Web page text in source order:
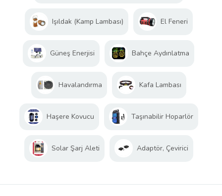
Işıldak (Kamp Lambası) El Feneri
Güneş Enerjisi Bahçe Aydınlatma
Havalandırma Kafa Lambası
Haşere Kovucu Taşınabilir Hoparlör
Solar Şarj Aleti Adaptör, Çevirici